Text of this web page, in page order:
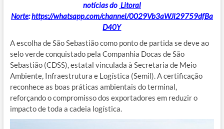
notícias do Litoral
Norte:https://whatsapp.com/channel/0029Vb3aWJl29759dfBa
D40Y
A escolha de São Sebastião como ponto de partida se deve ao
selo verde conquistado pela Companhia Docas de São
Sebastião (CDSS), estatal vinculada à Secretaria de Meio
Ambiente, Infraestrutura e Logística (Semil). A certificação
reconhece as boas práticas ambientais do terminal,
reforçando o compromisso dos exportadores em reduzir o
impacto de toda a cadeia logística.